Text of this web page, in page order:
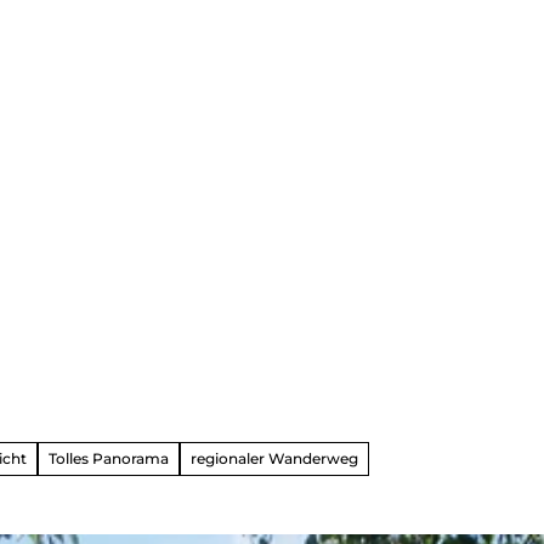
Tolles Panorama regionaler Wanderweg